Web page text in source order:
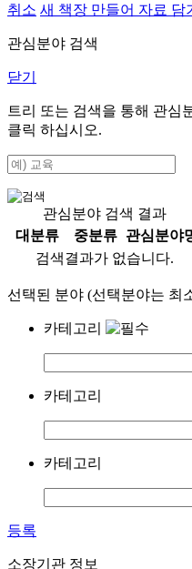
취소 새 책장 만들어 자료 담
관심분야 검색
닫기
트리 또는 검색을 통해 관심
클릭 하십시오.
관심분야 검색 결과
대분류
중분류
관심분야
검색결과가 없습니다.
선택된 분야 (선택분야는 최
카테고리
카테고리
카테고리
등록
소장기관 정보